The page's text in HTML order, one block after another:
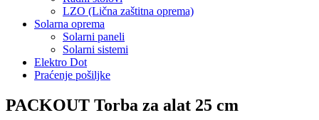
LZO (Lična zaštitna oprema)
Solarna oprema
Solarni paneli
Solarni sistemi
Elektro Dot
Praćenje pošiljke
PACKOUT Torba za alat 25 cm